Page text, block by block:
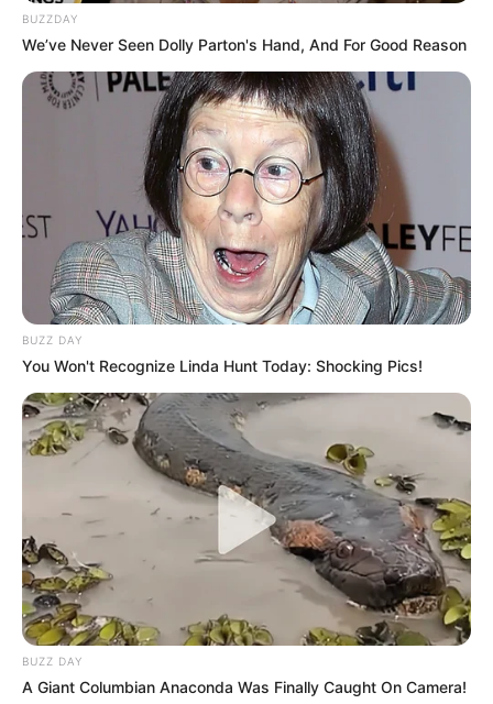
BUZZDAY
We’ve Never Seen Dolly Parton's Hand, And For Good Reason
BUZZ DAY
You Won't Recognize Linda Hunt Today: Shocking Pics!
BUZZ DAY
A Giant Columbian Anaconda Was Finally Caught On Camera!